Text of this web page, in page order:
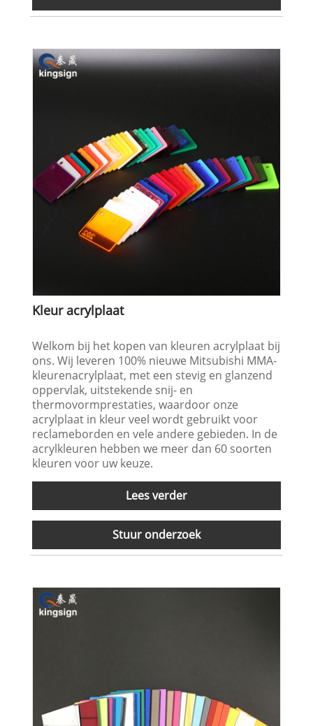
Kleur acrylplaat
Welkom bij het kopen van kleuren acrylplaat bij
ons. Wij leveren 100% nieuwe Mitsubishi MMA-
kleurenacrylplaat, met een stevig en glanzend
oppervlak, uitstekende snij- en
thermovormprestaties, waardoor onze
acrylplaat in kleur veel wordt gebruikt voor
reclameborden en vele andere gebieden. In de
acrylkleuren hebben we meer dan 60 soorten
kleuren voor uw keuze.
Lees verder
Stuur onderzoek